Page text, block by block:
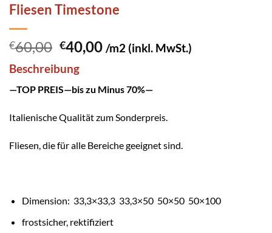
Fliesen Timestone
€60,00 Ursprünglicher
Preis
war:
€60,00
€40,00Aktueller
Preis
€40,00.
/m2 (inkl. MwSt.)
Beschreibung
—TOP PREIS—bis zu Minus 70%—
Italienische Qualität zum Sonderpreis.
Fliesen, die für alle Bereiche geeignet sind.
Dimension: 33,3×33,3 33,3×50 50×50 50×100
frostsicher, rektifiziert